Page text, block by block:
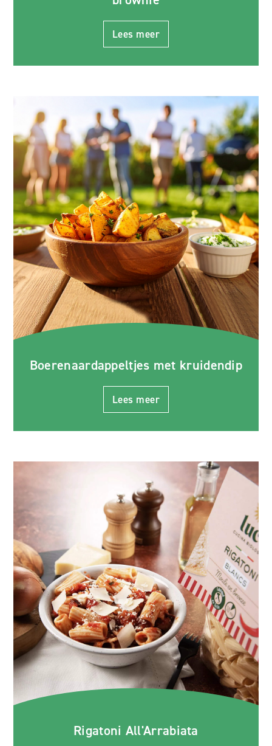
Lees meer
Boerenaardappeltjes met kruidendip
Lees meer
Rigatoni All'Arrabiata